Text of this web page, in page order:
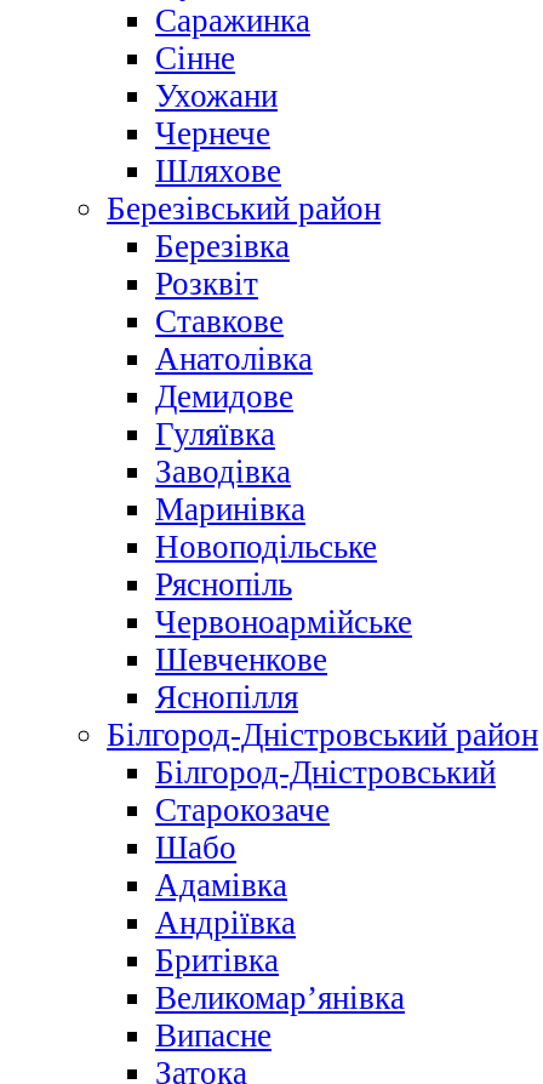
Саражинка
Сінне
Ухожани
Чернече
Шляхове
Березівський район
Березівка
Розквіт
Ставкове
Анатолівка
Демидове
Гуляївка
Заводівка
Маринівка
Новоподільське
Ряснопіль
Червоноармійське
Шевченкове
Яснопілля
Білгород-Дністровський район
Білгород-Дністровський
Старокозаче
Шабо
Адамівка
Андріївка
Бритівка
Великомар’янівка
Випасне
Затока